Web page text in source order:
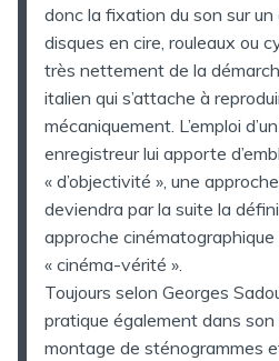
donc la fixation du son sur
disques en cire, rouleaux ou
très nettement de la
italien qui s’attache à
mécaniquement. L’emploi
enregistreur lui apporte
« d’objectivité », une
deviendra par la suite la
approche cinématographique
« cinéma-vérité ».
Toujours selon Georges
pratique également dans son
montage de sténogrammes